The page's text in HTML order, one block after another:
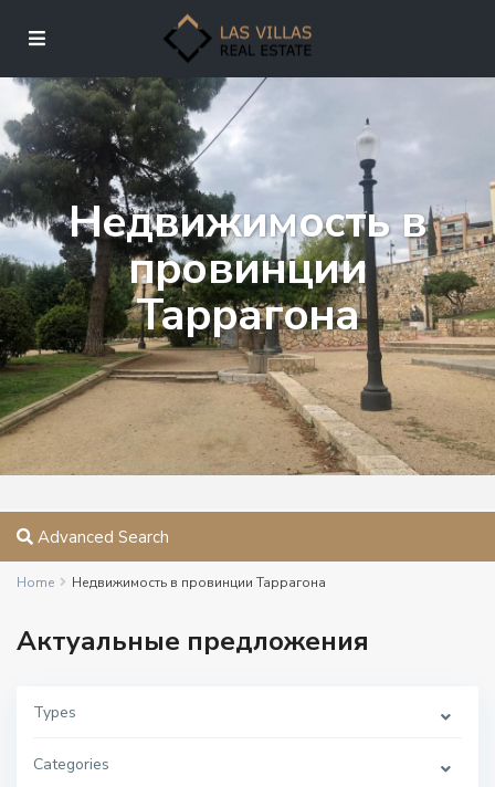
Недвижимость в
провинции
Таррагона
Advanced Search
Home Недвижимость в провинции Таррагона
Актуальные предложения
Types
Categories